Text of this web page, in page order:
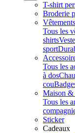
T-shirt
Broderie
Vêtements
Tous les
shirts
sport
Tous les
à dos
cou
Maison &
Tous les
Sticker
Cadeaux